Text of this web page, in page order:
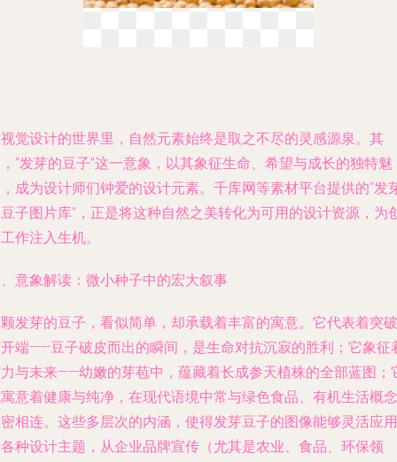
觉设计的世界里，自然元素始终是取之不尽的灵感源泉。其
“发芽的豆子”这一意象，以其象征生命、希望与成长的独特魅
成为设计师们钟爱的设计元素。千库网等素材平台提供的“发
子图片库”，正是将这种自然之美转化为可用的设计资源，为
作注入生机。
意象解读：微小种子中的宏大叙事
发芽的豆子，看似简单，却承载着丰富的寓意。它代表着突破
端——豆子破皮而出的瞬间，是生命对抗沉寂的胜利；它象征
与未来——幼嫩的芽苞中，蕴藏着长成参天植株的全部蓝图；
意着健康与纯净，在现代语境中常与绿色食品、有机生活概念
相连。这些多层次的内涵，使得发芽豆子的图像能够灵活应用
种设计主题，从企业品牌宣传（尤其是农业、食品、环保领